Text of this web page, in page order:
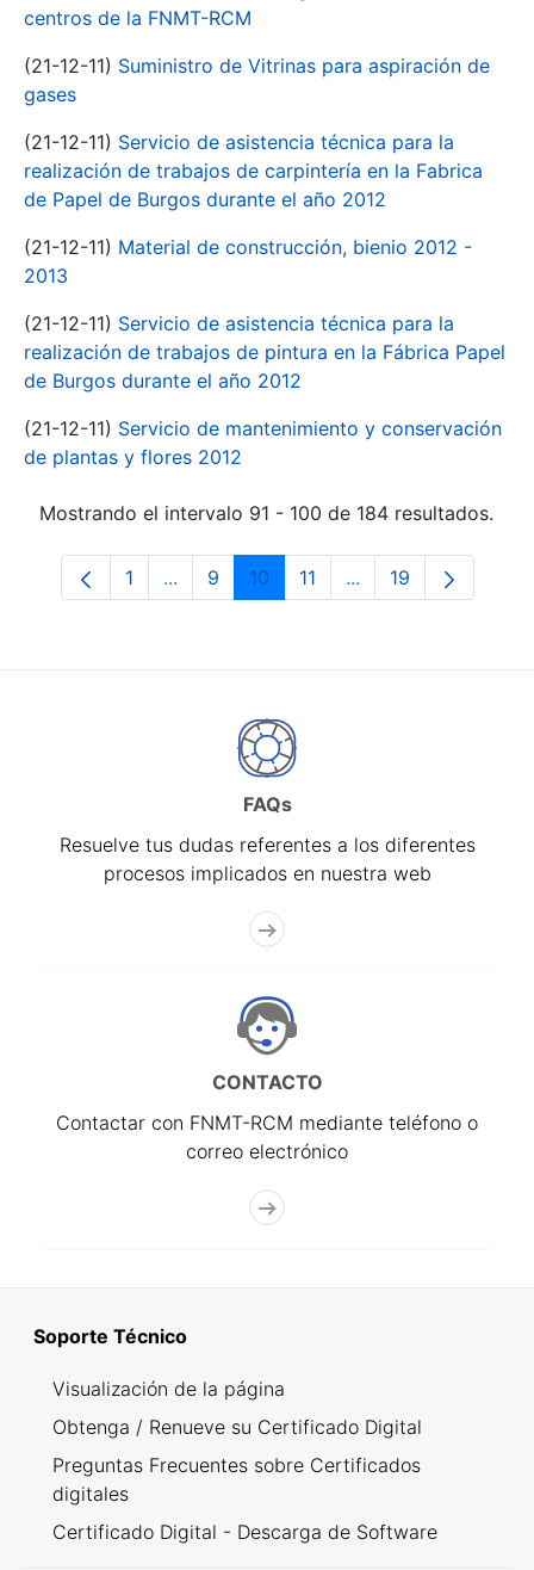
centros de la FNMT-RCM
(21-12-11) Suministro de Vitrinas para aspiración de
gases
(21-12-11) Servicio de asistencia técnica para la
realización de trabajos de carpintería en la Fabrica
de Papel de Burgos durante el año 2012
(21-12-11) Material de construcción, bienio 2012 -
2013
(21-12-11) Servicio de asistencia técnica para la
realización de trabajos de pintura en la Fábrica Papel
de Burgos durante el año 2012
(21-12-11) Servicio de mantenimiento y conservación
de plantas y flores 2012
Mostrando el intervalo 91 - 100 de 184 resultados.
Página
1 ...Páginas intermedias Use TAB para
Página
9 Página
10 Página
11 ...PáginasPágina
19
FAQs
Resuelve tus dudas referentes a los diferentes
procesos implicados en nuestra web
CONTACTO
Contactar con FNMT-RCM mediante teléfono o
correo electrónico
Soporte Técnico
Visualización de la página
Obtenga / Renueve su Certificado Digital
Preguntas Frecuentes sobre Certificados
digitales
Certificado Digital - Descarga de Software